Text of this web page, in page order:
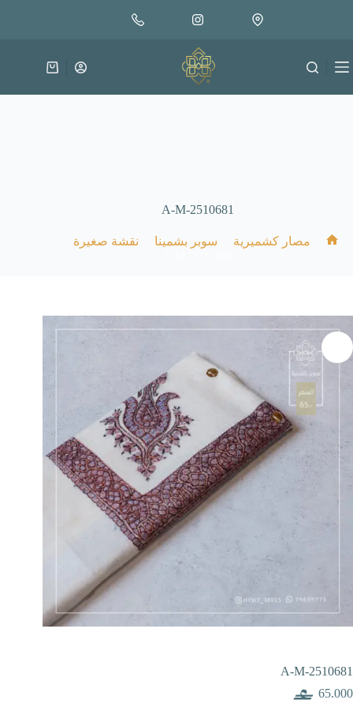
متوفر في المخزون
إضافة إلى السلة
عربة
A-M-2510681
مصار كشميرية سوبر بشمينا نقشة صغيرة
A-M-2510681
65.000